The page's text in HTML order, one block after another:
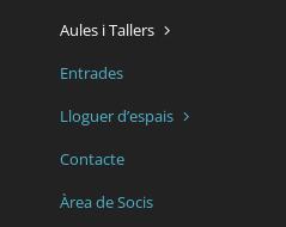
Aules i Tallers
Entrades
Lloguer d’espais
Contacte
Àrea de Socis